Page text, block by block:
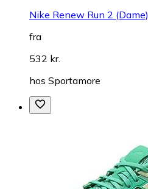
Nike Renew Run 2 (Dame)
fra
532 kr.
hos Sportamore